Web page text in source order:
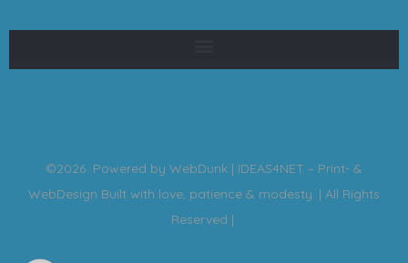
©2026 Powered by WebDunk | IDEAS4NET – Print- &
WebDesign Built with love, patience & modesty. | All Rights
Reserved |